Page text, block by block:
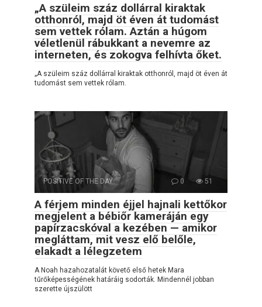
„A szüleim száz dollárral kiraktak
otthonról, majd öt éven át tudomást
sem vettek rólam. Aztán a húgom
véletlenül rábukkant a nevemre az
interneten, és zokogva felhívta őket.
„A szüleim száz dollárral kiraktak otthonról, majd öt éven át
tudomást sem vettek rólam.
POSITIVE OF THE DAY 0 51
A férjem minden éjjel hajnali kettőkor
megjelent a bébiőr kameráján egy
papírzacskóval a kezében — amikor
megláttam, mit vesz elő belőle,
elakadt a lélegzetem
A Noah hazahozatalát követő első hetek Mara
tűrőképességének határáig sodorták. Mindennél jobban
szerette újszülött